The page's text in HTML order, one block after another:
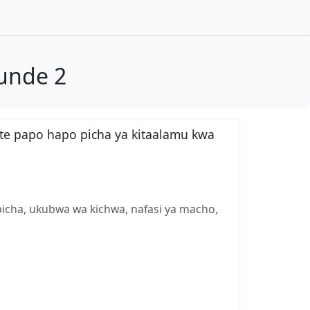
2
papo hapo picha ya kitaalamu kwa
ukubwa wa kichwa, nafasi ya macho,